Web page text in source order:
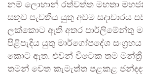
නම් ලොහාන් රත්වත්ත මහතා
සතුව පැවතිය යුතු අවම සදාචාරය
ලක්කොට ඇති අතර පාර්ලිමේන්තු
පිළිපැදිය යුතු මාර්ගෝපදේශ
කොට ඇත. එවන් විටෙක තම
තමන් වෙත කැමැත්ත පළකළ